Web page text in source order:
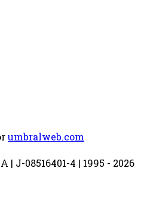
umbralweb.com
| J-08516401-4 | 1995 - 2026